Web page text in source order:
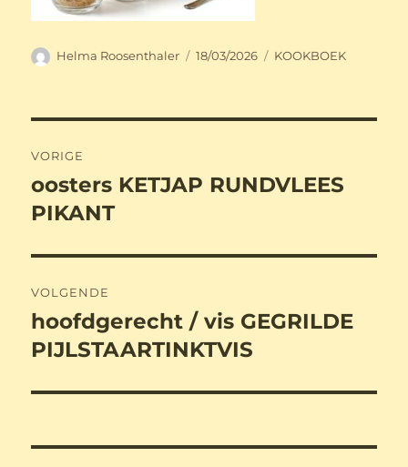
Auteur
Helma Roosenthaler
Geplaatst
18/03/2026 Categorieën
KOOKBOEK
navigatie
VORIGE
Vorig
bericht:
oosters KETJAP RUNDVLEES
PIKANT
VOLGENDE
Volgend
bericht:
hoofdgerecht / vis GEGRILDE
PIJLSTAARTINKTVIS